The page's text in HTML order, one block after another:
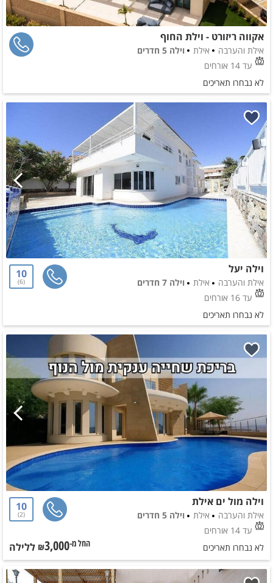
אקווה ריזורט - וילת החוף
אילת והערבה אילת
וילה 5 חדרים
עד 14 אורחים
לא נבחרו תאריכים
וילה יעל
אילת והערבה אילת
וילה 7 חדרים
עד 16 אורחים
10
6
לא נבחרו תאריכים
וילה מול ים אילת
אילת והערבה אילת
וילה 5 חדרים
עד 14 אורחים
10
2
לא נבחרו תאריכים החל מ-₪3,000 ללילה